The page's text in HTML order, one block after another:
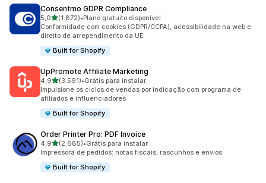
Consentmo GDPR Compliance
5,0de 5 estrelas
(1.872)
1872 avaliações ao todo
•Plano gratuito disponível
Conformidade com cookies (GDPR/CCPA), acessibilidade na web e
direito de arrependimento da UE
Built for Shopify
UpPromote Affiliate Marketing
4,9de 5 estrelas
(3.591)
3591 avaliações ao todo
•Grátis para instalar
Impulsione os ciclos de vendas por indicação com programa de
afiliados e influenciadores
Built for Shopify
Order Printer Pro: PDF Invoice
4,9de 5 estrelas
(2.685)
2685 avaliações ao todo
•Grátis para instalar
Impressora de pedidos: notas fiscais, rascunhos e envios
Built for Shopify